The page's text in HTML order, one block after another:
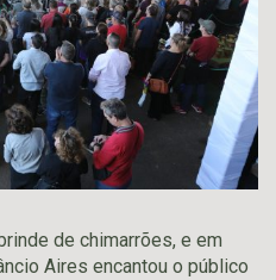
de chimarrões, e em
Aires encantou o público